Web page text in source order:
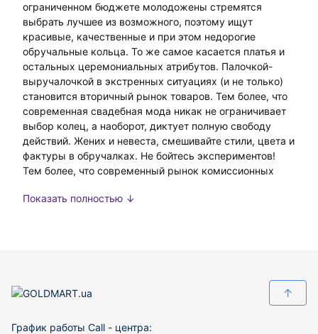
ограниченном бюджете молодожены стремятся
выбрать лучшее из возможного, поэтому ищут
красивые, качественные и при этом недорогие
обручальные кольца. То же самое касается платья и
остальных церемониальных атрибутов. Палочкой-
выручалочкой в экстренных ситуациях (и не только)
становится вторичный рынок товаров. Тем более, что
современная свадебная мода никак не ограничивает
выбор колец, а наоборот, диктует полную свободу
действий. Жених и невеста, смешивайте стили, цвета и
фактуры в обручалках. Не бойтесь экспериментов!
Тем более, что современный рынок комиссионных
обручального кольца б/у по выгодным ценам.
вид кольца “программирует” на то, какой будет жизнь
новобрачных. И лучше, чтобы она была такой же
Впрочем, те кто не слишком верят в такие знаки,
Показать полностью ↓
↑
График работы Call - центра: